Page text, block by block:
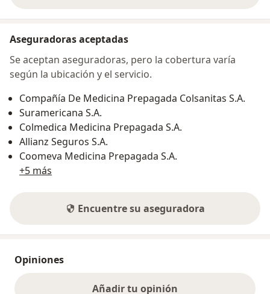
Aseguradoras aceptadas
Se aceptan aseguradoras, pero la cobertura varía
según la ubicación y el servicio.
Compañía De Medicina Prepagada Colsanitas S.A.
Suramericana S.A.
Colmedica Medicina Prepagada S.A.
Allianz Seguros S.A.
Coomeva Medicina Prepagada S.A.
+5 más
Encuentre su aseguradora
Opiniones
Añadir tu opinión